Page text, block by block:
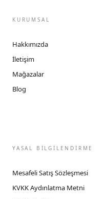
KURUMSAL
Hakkımızda
İletişim
Mağazalar
Blog
YASAL BİLGİLENDİRME
Mesafeli Satış Sözleşmesi
KVKK Aydınlatma Metni